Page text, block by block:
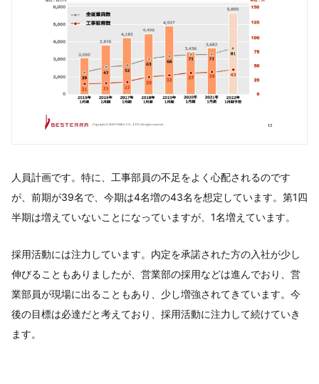
人員計画です。特に、工事部員の不足をよく心配されるのです
が、前期が39名で、今期は4名増の43名を想定しています。第1四
半期は増えていないことになっていますが、1名増えています。
採用活動には注力しています。内定を承諾された方の入社が少し
伸びることもありましたが、営業部の採用などは進んでおり、営
業部員が現場に出ることもあり、少し増強されてきています。今
後の目標は必達だと考えており、採用活動に注力して続けていき
ます。